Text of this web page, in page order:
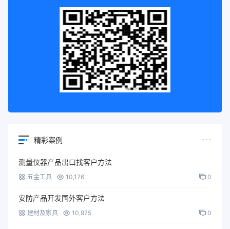
精彩案例
测量仪器产品出口找客户方法
五金工具 10,176 0
安防产品开发国外客户方法
建材及家具 10,975 0